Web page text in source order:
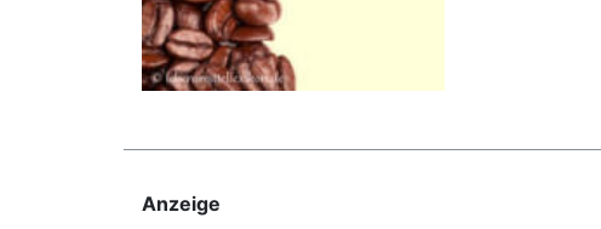
Anzeige